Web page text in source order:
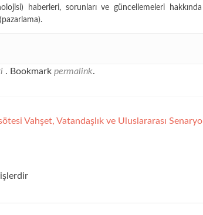
haberleri, sorunları ve güncellemeleri hakkında
. Bookmark permalink.
Vahşet, Vatandaşlık ve Uluslararası Senaryo